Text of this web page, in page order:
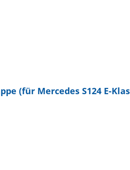
(für Mercedes S124 E-